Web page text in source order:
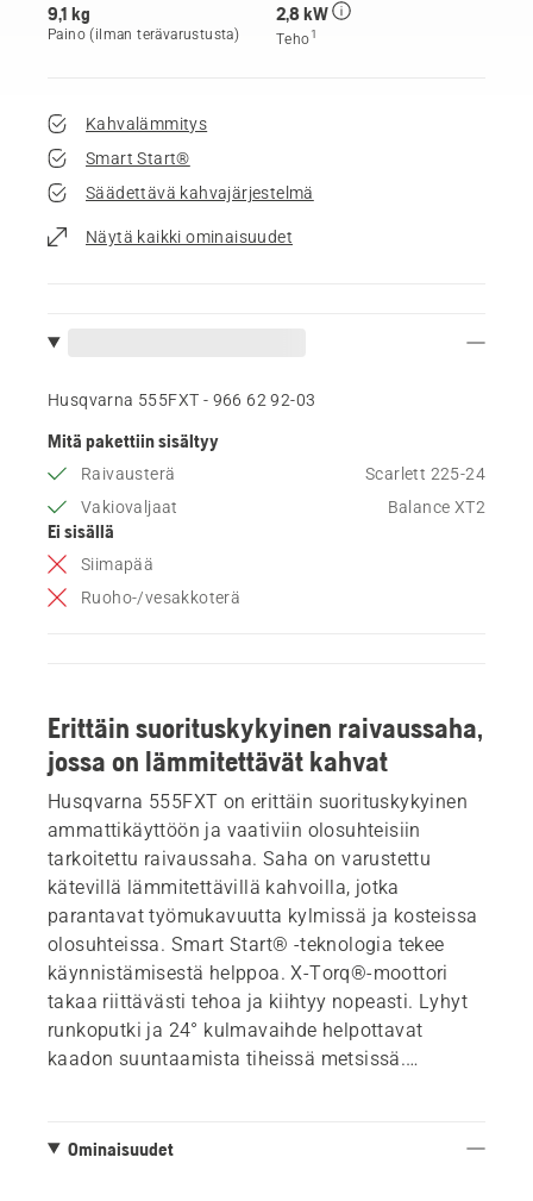
9,1 kg
Paino (ilman terävarustusta)
2,8 kW
Teho1
Kahvalämmitys
Smart Start®
Säädettävä kahvajärjestelmä
Näytä kaikki ominaisuudet
Husqvarna 555FXT - 966 62 92‑03
Mitä pakettiin sisältyy
Raivausterä
Scarlett 225-24
Vakiovaljaat
Balance XT2
Ei sisällä
Siimapää
Ruoho-/vesakkoterä
Erittäin suorituskykyinen raivaussaha,
jossa on lämmitettävät kahvat
Husqvarna 555FXT on erittäin suorituskykyinen
ammattikäyttöön ja vaativiin olosuhteisiin
tarkoitettu raivaussaha. Saha on varustettu
kätevillä lämmitettävillä kahvoilla, jotka
parantavat työmukavuutta kylmissä ja kosteissa
olosuhteissa. Smart Start® -teknologia tekee
käynnistämisestä helppoa. X-Torq®-moottori
takaa riittävästi tehoa ja kiihtyy nopeasti. Lyhyt
runkoputki ja 24° kulmavaihde helpottavat
kaadon suuntaamista tiheissä metsissä.
Ominaisuudet